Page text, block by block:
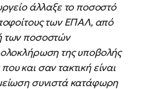
άλλαξε το ποσοστό
των ΕΠΑΛ, από
των ποσοστών
της υποβολής
και σαν τακτική είναι
συνιστά κατάφωρη